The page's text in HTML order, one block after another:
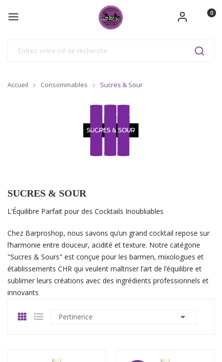
0
Accueil Consommables Sucres & Sour
SUCRES & SOUR
L’Équilibre Parfait pour des Cocktails Inoubliables
Chez Barproshop, nous savons qu’un grand cocktail repose sur
l’harmonie entre douceur, acidité et texture. Notre catégorie
"Sucres & Sours" est conçue pour les barmen, mixologues et
établissements CHR qui veulent maîtriser l’art de l’équilibre et
sublimer leurs créations avec des ingrédients professionnels et
innovants
Pertinence 